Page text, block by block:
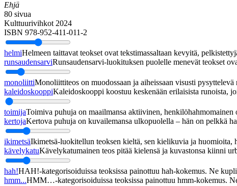
Ehjä
80 sivua
Kulttuurivihkot 2024
ISBN 978-952-411-011-2
helmiHelmeen taittavat teokset ovat tekstimassaltaan kevyitä,
runsaudensarviRunsaudensarvi-luokituksen puolelle menevät teokset
monoliittiMonoliittiteos on muodossaan ja aiheissaan visusti pysyttelevä
kaleidoskooppiKaleidoskooppi koostuu keskenään erilaisista runoista,
toimijaToimiva puhuja on maailmansa aktiivinen, henkilöhahmomainen
kertojaKertova puhuja on kuvailemansa ulkopuolella – hän on pelkkä
ikimetsäIkimetsä-luokitellun teoksen kieltä, sen kielikuvia ja
kävelykatuKävelykatumainen teos pitää kielensä ja kuvastonsa kiinni
hah!HAH!-kategorisoiduissa teoksissa painottuu hah-kokemus. Ne
hmm...HMM…-kategorisoiduissa teoksissa painottuu hmm-kokemus.